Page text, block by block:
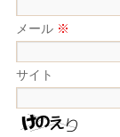
メール ※
サイト